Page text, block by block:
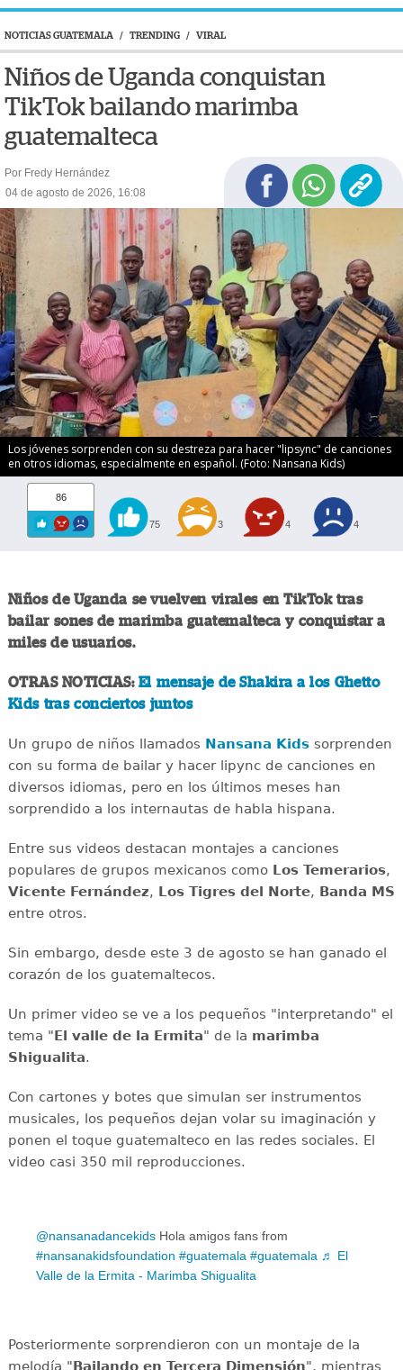
NOTICIAS GUATEMALA / TRENDING / VIRAL
Niños de Uganda conquistan
TikTok bailando marimba
guatemalteca
Por Fredy Hernández
04 de agosto de 2026, 16:08
Los jóvenes sorprenden con su destreza para hacer "lipsync" de canciones
en otros idiomas, especialmente en español. (Foto: Nansana Kids)
86
75 3 4 4
Niños de Uganda se vuelven virales en TikTok tras
bailar sones de marimba guatemalteca y conquistar a
miles de usuarios.
OTRAS NOTICIAS: El mensaje de Shakira a los Ghetto
Kids tras conciertos juntos
Un grupo de niños llamados Nansana Kidssorprenden
con su forma de bailar y hacer lipync de canciones en
diversos idiomas, pero en los últimos meses han
sorprendido a los internautas de habla hispana.
Entre sus videos destacan montajes a canciones
populares de grupos mexicanos como Los Temerarios,
Vicente Fernández, Los Tigres del Norte, Banda MS
entre otros.
Sin embargo, desde este 3 de agosto se han ganado el
corazón de los guatemaltecos.
Un primer video se ve a los pequeños "interpretando" el
tema "El valle de la Ermita" de la marimba
Shigualita.
Con cartones y botes que simulan ser instrumentos
musicales, los pequeños dejan volar su imaginación y
ponen el toque guatemalteco en las redes sociales. El
video casi 350 mil reproducciones.
@nansanadancekids Hola amigos fans from
#nansanakidsfoundation #guatemala #guatemala ♬ El
Valle de la Ermita - Marimba Shigualita
Posteriormente sorprendieron con un montaje de la
melodía "Bailando en Tercera Dimensión", mientras